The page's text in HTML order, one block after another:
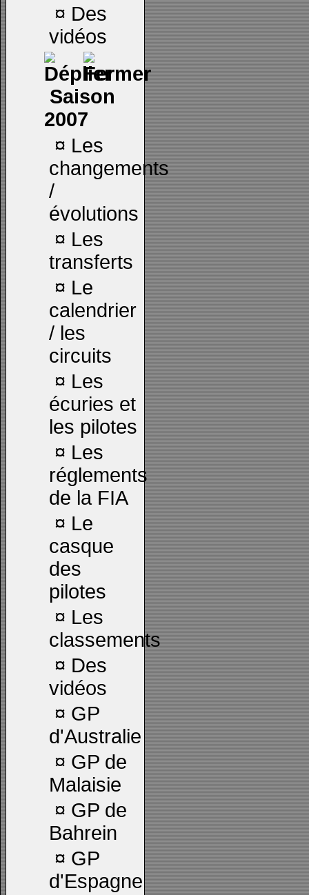
¤ Des
vidéos
Saison
2007
¤ Les
changements
/
évolutions
¤ Les
transferts
¤ Le
calendrier
/ les
circuits
¤ Les
écuries et
les pilotes
¤ Les
réglements
de la FIA
¤ Le
casque
des
pilotes
¤ Les
classements
¤ Des
vidéos
¤ GP
d'Australie
¤ GP de
Malaisie
¤ GP de
Bahrein
¤ GP
d'Espagne